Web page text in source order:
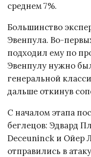
среднем 7%.
Большинство
Эвенпула. Во-
подходил ему по
Эвенпулу нужно
генеральной
дальше откинув
С началом этапа
беглецов: Эдвард
Deceuninck и Ойер
отправились в